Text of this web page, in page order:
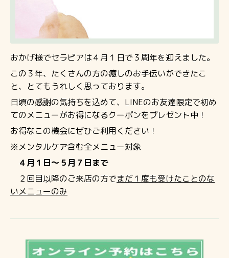
おかげ様でセラピアは４月１日で３周年を迎えました。
この３年、たくさんの方の癒しのお手伝いができたこ
と、とてもうれしく思っております。
日頃の感謝の気持ちを込めて、LINEのお友達限定で初め
てのメニューがお得になるクーポンをプレゼント中！
お得なこの機会にぜひご利用ください！
※メンタルケア含む全メニュー対象
４月１日～５月７日まで
２回目以降のご来店の方でまだ１度も受けたことのな
いメニューのみ